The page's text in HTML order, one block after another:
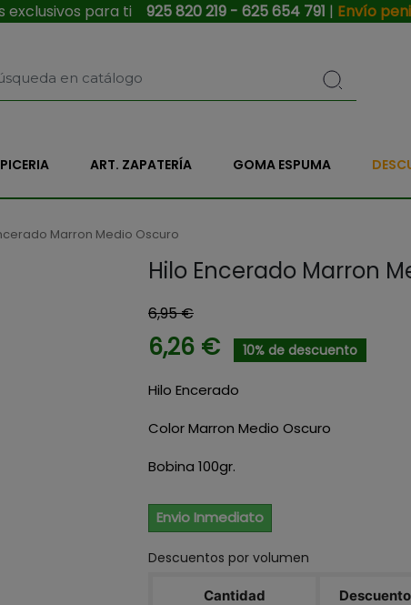
exclusivos para ti 925 820 219 - 625 654 791 | Envío
ART. ZAPATERÍA GOMA ESPUMA
Marron Medio Oscuro
Hilo Encerado Marron
6,95 €
6,26 € 10% de descuento
Hilo Encerado
Color Marron Medio Oscuro
Bobina 100gr.
Envio Inmediato
Descuentos por volumen
Cantidad